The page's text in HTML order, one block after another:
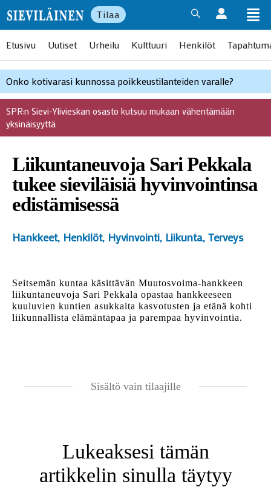
Tilaa
Etusivu Uutiset Urheilu Kulttuuri Henkilöt
Onko kotivarasi kunnossa poikkeustilanteiden varalle?
SPR:n Sievi-Ylivieskan osasto kutsuu mukaan vähentämään
yksinäisyyttä
Liikuntaneuvoja Sari Pekkala
tukee sieviläisiä hyvinvointinsa
edistämisessä
Hankkeet, Henkilöt, Hyvinvointi, Liikunta, Terveys
Seitsemän kuntaa käsittävän Muutosvoima-hankkeen
liikuntaneuvoja Sari Pekkala opastaa hankkeeseen
kuuluvien kuntien asukkaita kasvotusten ja etänä kohti
liikunnallista elämäntapaa ja parempaa hyvinvointia.
Sisältö vain tilaajille
Lukeaksesi tämän
artikkelin sinulla täytyy